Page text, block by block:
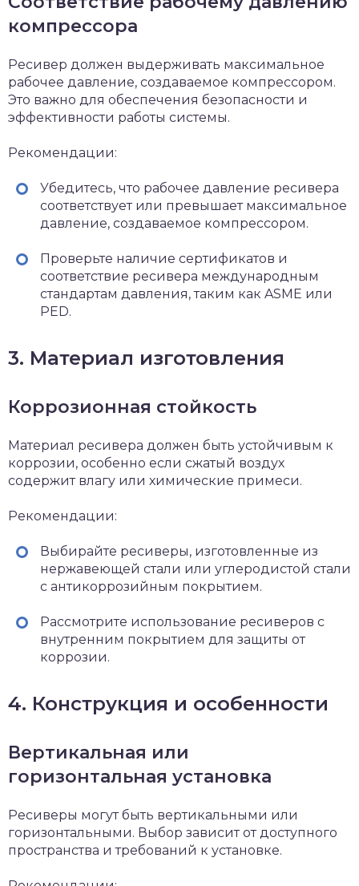
компрессора
Ресивер должен выдерживать максимальное
рабочее давление, создаваемое компрессором.
Это важно для обеспечения безопасности и
эффективности работы системы.
Рекомендации:
Убедитесь, что рабочее давление ресивера
соответствует или превышает максимальное
давление, создаваемое компрессором.
Проверьте наличие сертификатов и
соответствие ресивера международным
стандартам давления, таким как ASME или
PED.
3. Материал изготовления
Коррозионная стойкость
Материал ресивера должен быть устойчивым к
коррозии, особенно если сжатый воздух
содержит влагу или химические примеси.
Рекомендации:
Выбирайте ресиверы, изготовленные из
нержавеющей стали или углеродистой стали
с антикоррозийным покрытием.
Рассмотрите использование ресиверов с
внутренним покрытием для защиты от
коррозии.
4. Конструкция и особенности
Вертикальная или
горизонтальная установка
Ресиверы могут быть вертикальными или
горизонтальными. Выбор зависит от доступного
пространства и требований к установке.